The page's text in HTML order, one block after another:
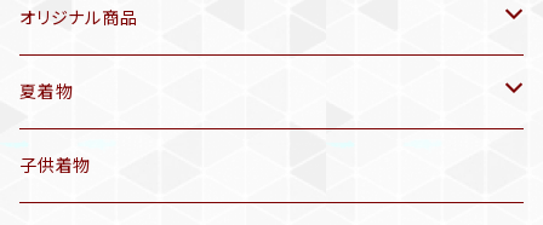
オリジナル商品
袷着物(10〜5月頃)
セオα 着物(5〜9月頃)
夏着物
アンティーク着物
子供着物